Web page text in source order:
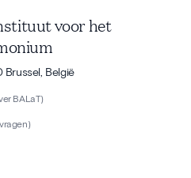
voor het
Brussel, België
BALaT)